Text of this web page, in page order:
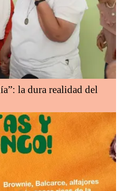
la dura realidad del